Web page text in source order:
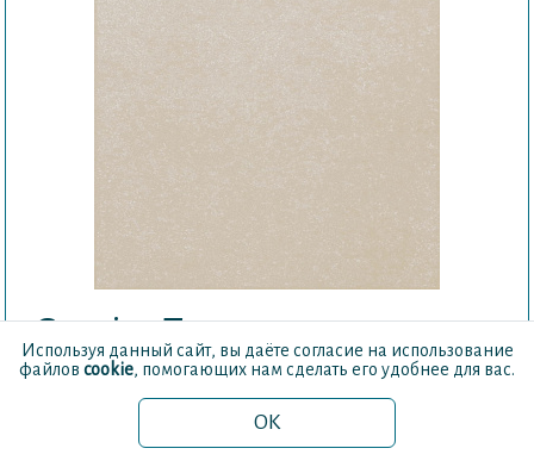
Caprice Taupe(Каприс топ)
Код товара
20872
Внутренний артикул
41299
Используя данный сайт, вы даёте согласие на использование
файлов cookie, помогающих нам сделать его удобнее для вас.
OK